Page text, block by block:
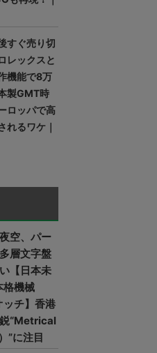
すぐ売り切
レックスと
機能で8万
製GMT時
ロッパで高
れるワケ｜
空、パー
層文字盤
【日本未
格機械
ッチ】香港
“Metrical
”に注目